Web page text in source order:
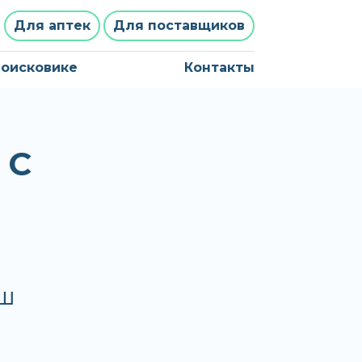
Для аптек Для поставщиков
Контакты
С